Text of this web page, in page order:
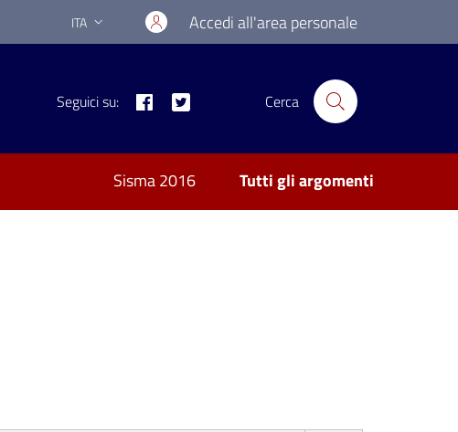
Lingua attiva:
ITA Accedi all'area personale
Seguici su: Facebook Cerca
Sisma 2016 Tutti gli argomenti